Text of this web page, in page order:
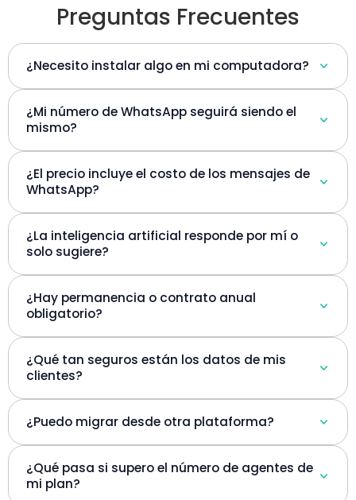
Preguntas Frecuentes
¿Necesito instalar algo en mi computadora?
¿Mi número de WhatsApp seguirá siendo el
mismo?
¿El precio incluye el costo de los mensajes de
WhatsApp?
¿La inteligencia artificial responde por mí o
solo sugiere?
¿Hay permanencia o contrato anual
obligatorio?
¿Qué tan seguros están los datos de mis
clientes?
¿Puedo migrar desde otra plataforma?
¿Qué pasa si supero el número de agentes de
mi plan?